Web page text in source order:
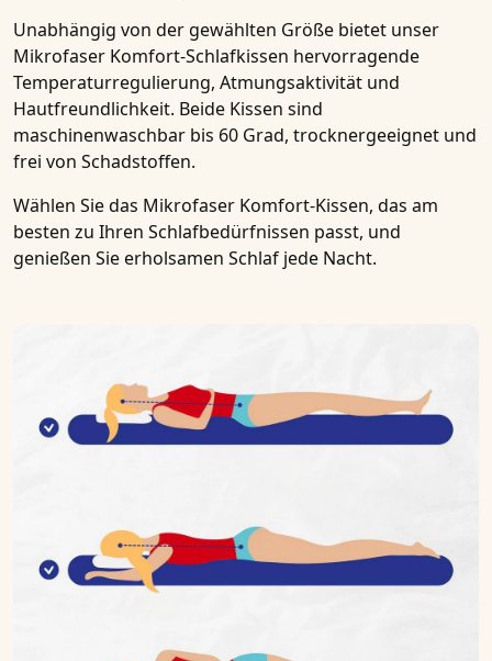
Unabhängig von der gewählten Größe bietet unser
Mikrofaser Komfort-Schlafkissen hervorragende
Temperaturregulierung, Atmungsaktivität und
Hautfreundlichkeit. Beide Kissen sind
maschinenwaschbar bis 60 Grad, trocknergeeignet und
frei von Schadstoffen.
Wählen Sie das Mikrofaser Komfort-Kissen, das am
besten zu Ihren Schlafbedürfnissen passt, und
genießen Sie erholsamen Schlaf jede Nacht.